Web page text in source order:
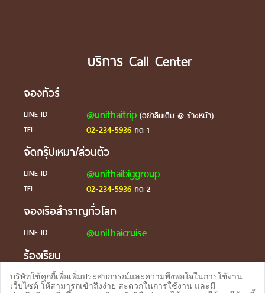
บริการ Call Center
จองทัวร์
LINE ID @unithaitrip(อย่าลืมเติม @ ข้างหน้า)
TEL
02-234-5936กด 1
จัดกรุ๊ปเหมา/ส่วนตัว
LINE ID @unithaibiggroup
TEL 02-234-5936กด 2
จองเรือสำราญทั่วโลก
LINE ID @unithaicruise
ร้องเรียน
LINE ID @unithaicare
บริษัทใช้คุกกี้เพื่อเพิ่มประสบการณ์และความพึงพอใจในการใช้งาน
เว็บไซต์ ให้สามารถเข้าถึงง่าย สะดวกในการใช้งาน และมี